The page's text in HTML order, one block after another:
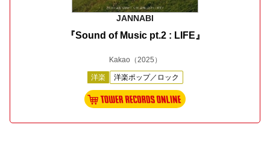
JANNABI
『Sound of Music pt.2 : LIFE』
Kakao（2025）
洋楽 洋楽ポップ／ロック